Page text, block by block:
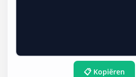
📋 Kopiëren